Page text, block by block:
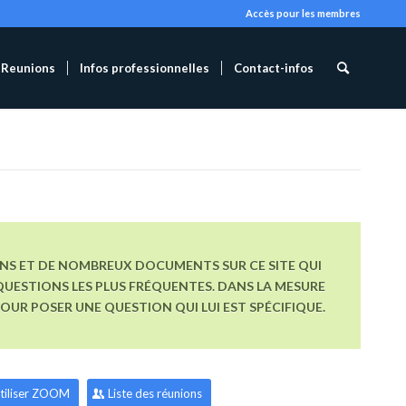
Accès pour les membres
Reunions Infos professionnelles Contact-infos
ET DE NOMBREUX DOCUMENTS SUR CE SITE QUI
LES PLUS FRÉQUENTES. DANS LA MESURE
POSER UNE QUESTION QUI LUI EST SPÉCIFIQUE.
ZOOM Liste des réunions